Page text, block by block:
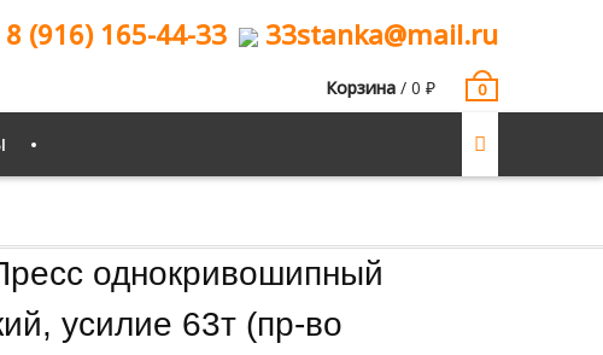
8 (916) 165-44-33 33stanka@mail.ru
Корзина / 0 ₽ 0
однокривошипный
усилие 63т (пр-во